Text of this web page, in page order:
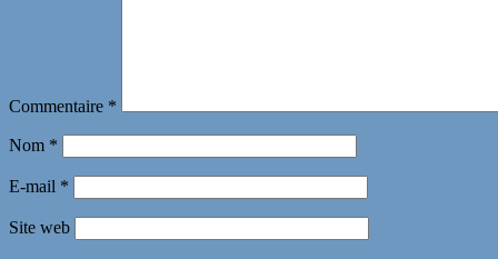
Commentaire *
Nom *
E-mail *
Site web